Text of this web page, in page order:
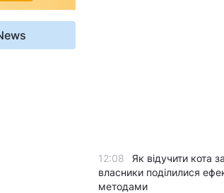
12:08
Як відучити кота
власники поділилися
методами